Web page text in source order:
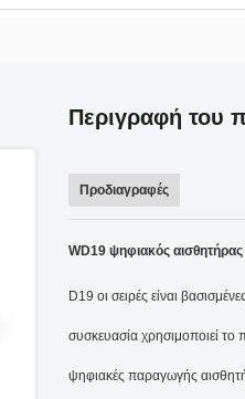
Περιγραφή του
Προδιαγραφές
WD19 ψηφιακός
D19 οι σειρές είναι
συσκευασία χρησιμοποιεί το
ψηφιακές παραγωγής